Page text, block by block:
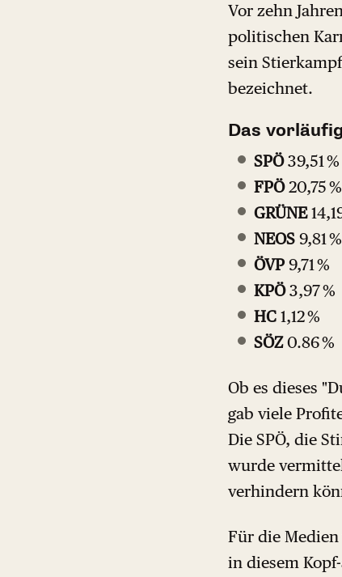
Vor zehn
politischen
sein
bezeichnet.
Das
SPÖ39,51 %
FPÖ20,75 %
GRÜNE
NEOS 9,81 %
ÖVP 9,71 %
KPÖ3,97 %
HC 1,12 %
SÖZ0.86 %
Ob es dieses
gab viele
Die SPÖ, die
wurde
verhindern
Für die
in diesem